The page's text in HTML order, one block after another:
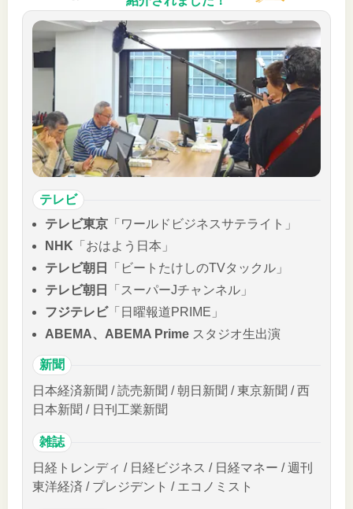
テレビ
テレビ東京 「ワールドビジネスサテライト」
NHK 「おはよう日本」
テレビ朝日
「ビートたけしのTVタックル」
テレビ朝日
「スーパーJチャンネル」
フジテレビ「日曜報道PRIME」
ABEMA、ABEMA Prime スタジオ生出演
新聞
日本経済新聞 / 読売新聞 / 朝日新聞 / 東京新聞 / 西
日本新聞 / 日刊工業新聞
雑誌
日経トレンディ / 日経ビジネス / 日経マネー / 週刊
東洋経済 / プレジデント / エコノミスト